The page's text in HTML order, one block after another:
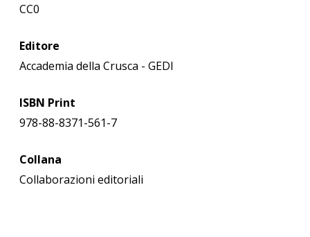
CC0
Editore
Accademia della Crusca - GEDI
ISBN Print
978-88-8371-561-7
Collana
Collaborazioni editoriali